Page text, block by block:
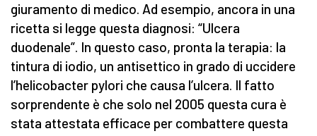
giuramento di medico. Ad esempio, ancora in una
ricetta si legge questa diagnosi: “Ulcera
duodenale”. In questo caso, pronta la terapia: la
tintura di iodio, un antisettico in grado di uccidere
l’helicobacter pylori che causa l’ulcera. Il fatto
sorprendente è che solo nel 2005 questa cura è
stata attestata efficace per combattere questa